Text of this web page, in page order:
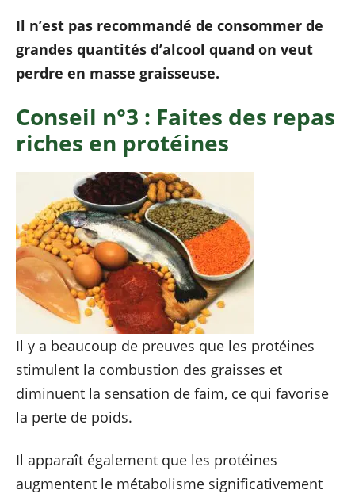
Il n’est pas recommandé de consommer de
grandes quantités d’alcool quand on veut
perdre en masse graisseuse.
Conseil n°3 : Faites des repas
riches en protéines
Il y a beaucoup de preuves que les protéines
stimulent la combustion des graisses et
diminuent la sensation de faim, ce qui favorise
la perte de poids.
Il apparaît également que les protéines
augmentent le métabolisme significativement